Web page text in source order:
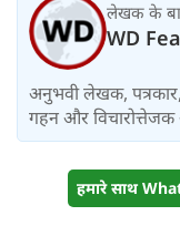
लेखक के
WD
अनुभवी लेखक, पत्रकार,
गहन और
हमारे साथ